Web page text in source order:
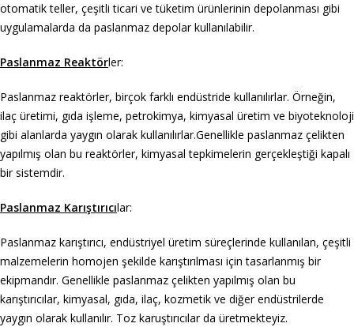
otomatik teller, çeşitli ticari ve tüketim ürünlerinin depolanması gibi
uygulamalarda da paslanmaz depolar kullanılabilir.
Paslanmaz Reaktörler:
Paslanmaz reaktörler, birçok farklı endüstride kullanılırlar. Örneğin,
ilaç üretimi, gıda işleme, petrokimya, kimyasal üretim ve biyoteknoloji
gibi alanlarda yaygın olarak kullanılırlar.Genellikle paslanmaz çelikten
yapılmış olan bu reaktörler, kimyasal tepkimelerin gerçekleştiği kapalı
bir sistemdir.
Paslanmaz Karıştırıcılar:
Paslanmaz karıştırıcı, endüstriyel üretim süreçlerinde kullanılan, çeşitli
malzemelerin homojen şekilde karıştırılması için tasarlanmış bir
ekipmandır. Genellikle paslanmaz çelikten yapılmış olan bu
karıştırıcılar, kimyasal, gıda, ilaç, kozmetik ve diğer endüstrilerde
yaygın olarak kullanılır. Toz karuştırıcılar da üretmekteyiz.